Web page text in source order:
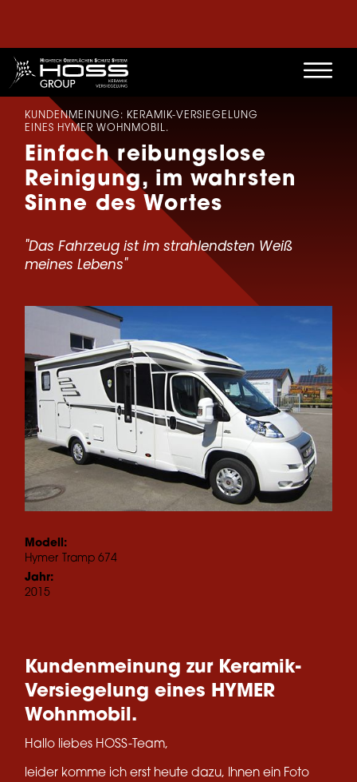
KUNDENMEINUNG: KERAMIK-VERSIEGELUNG
EINES HYMER WOHNMOBIL.
Einfach reibungslose
Reinigung, im wahrsten
Sinne des Wortes
"Das Fahrzeug ist im strahlendsten Weiß
meines Lebens"
Modell:
Hymer
Tramp 674
Jahr:
2015
Kundenmeinung zur Keramik-
Versiegelung eines HYMER
Wohnmobil.
Hallo liebes HOSS-Team,
leider komme ich erst heute dazu, Ihnen ein Foto